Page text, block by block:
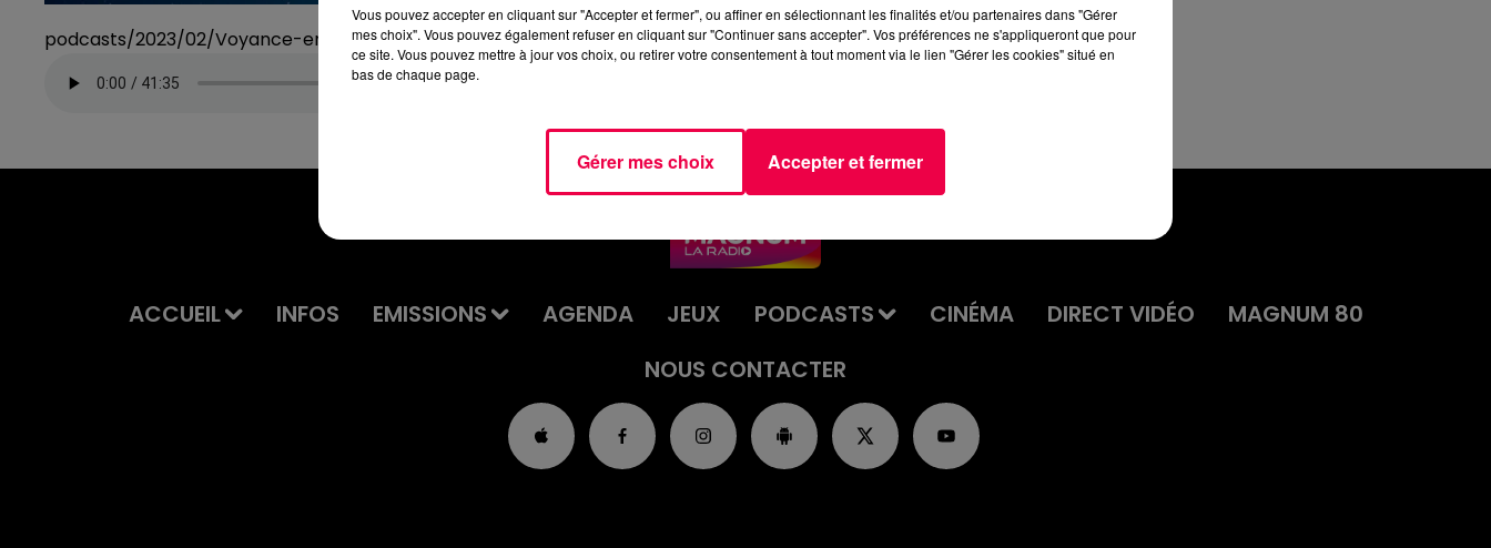
podcasts/2023/02/Voyance-en-direct-avec-Isidorine-du-02.02.mp3
ACCUEIL INFOS EMISSIONS AGENDA JEUX PODCASTS CINÉMA DIRECT VIDÉO
MAGNUM 80
NOUS CONTACTER
Vous pouvez accepter en cliquant sur "Accepter et fermer", ou affiner en sélectionnant les finalités et/ou partenaires dans "Gérer
mes choix". Vous pouvez également refuser en cliquant sur "Continuer sans accepter". Vos préférences ne s'appliqueront que pour
ce site. Vous pouvez mettre à jour vos choix, ou retirer votre consentement à tout moment via le lien "Gérer les cookies" situé en
bas de chaque page.
Gérer mes choix Accepter et fermer